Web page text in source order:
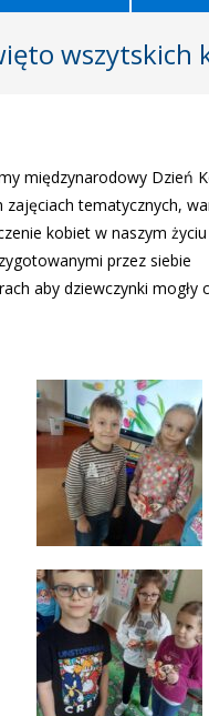
wszytskich
międzynarodowy Dzień
zajęciach tematycznych,
kobiet w naszym życiu
przez siebie
aby dziewczynki mogły